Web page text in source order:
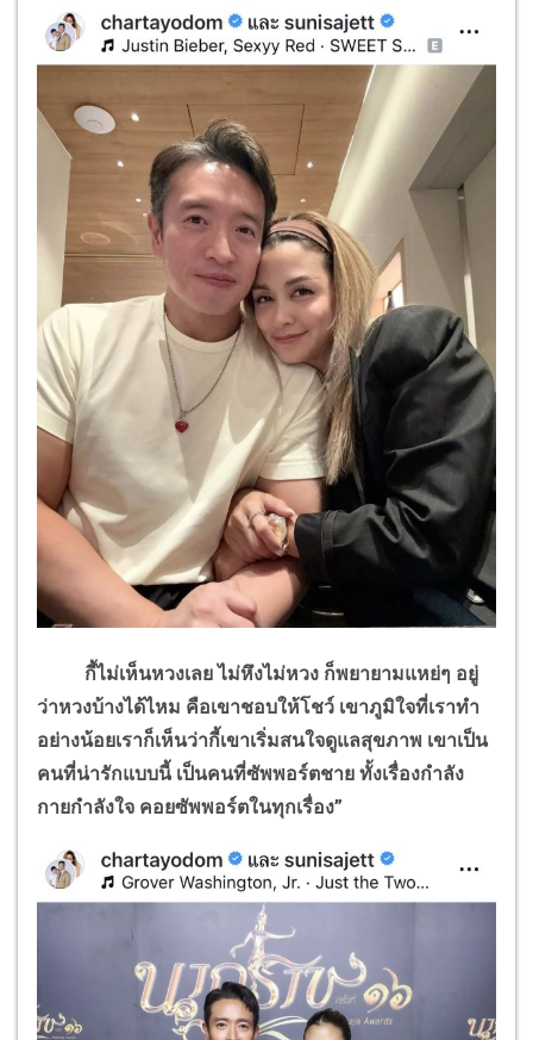
กี้ไม่เห็นหวงเลย ไม่หึงไม่หวง ก็พยายามแหย่ๆ อยู่
ว่าหวงบ้างได้ไหม คือเขาชอบให้โชว์ เขาภูมิใจที่เราทำ
อย่างน้อยเราก็เห็นว่ากี้เขาเริ่มสนใจดูแลสุขภาพ เขาเป็น
คนที่น่ารักแบบนี้ เป็นคนที่ซัพพอร์ตชาย ทั้งเรื่องกำลัง
กายกำลังใจ คอยซัพพอร์ตในทุกเรื่อง”